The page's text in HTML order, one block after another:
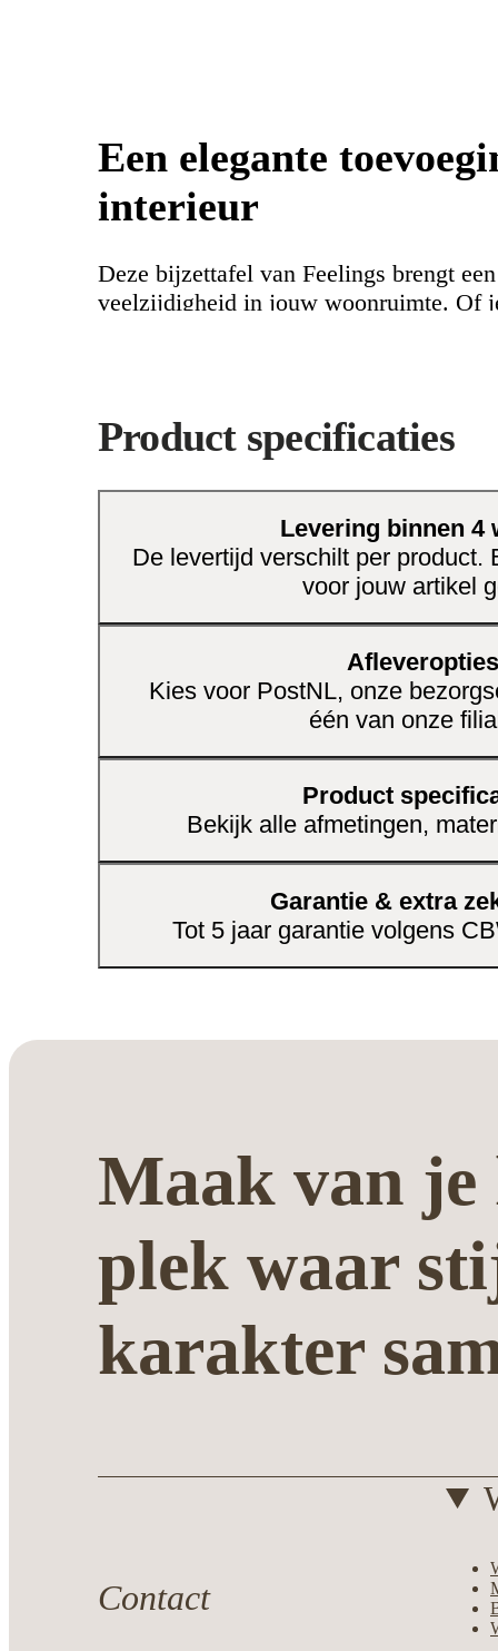
Een elegante
interieur
Deze bijzettafel van Feelings brengt
veelzijdigheid in jouw woonruimte. Of
Het ontwerp is tijdloos en past
meubelstuk. Dankzij het zorgvuldige
gekozen materialen is het een
stootje kan. Het onderhoud is
meer tijd overhoudt om te genieten.
Een stijlvolle blikvanger die
Gemaakt voor dagelijks gebruik
Kies voor deze veelzijdige tafel en
completere sfeer in jouw huis.
Product specificaties
Levering binnen 4
De levertijd verschilt per product.
voor jouw artikel
Afleveropties
Kies voor PostNL, onze
één van onze
Product
Bekijk alle afmetingen,
Garantie & extra
Tot 5 jaar garantie volgens
Maak van je
plek waar
karakter
Contact